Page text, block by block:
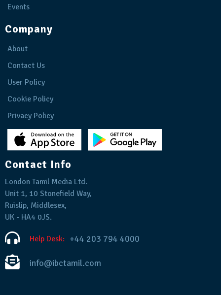
Events
Company
About
Contact Us
User Policy
Cookie Policy
Privacy Policy
Contact Info
London Tamil Media Ltd.
Unit 1, 10 Stonefield Way,
Ruislip, Middlesex,
UK - HA4 0JS.
Help Desk: +44 203 794 4000
info@ibctamil.com